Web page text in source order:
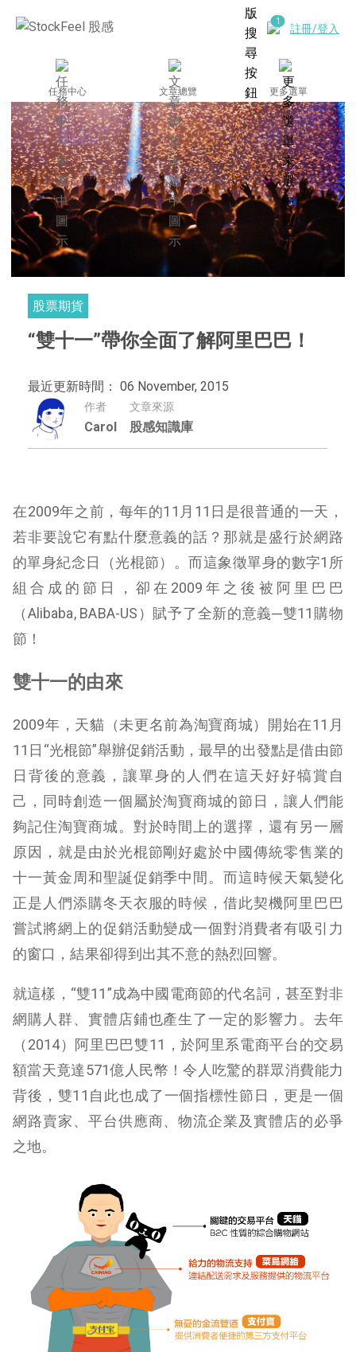
註冊/登入
任務中心 文章總覽 更多選單
股票期貨
“雙十一”帶你全面了解阿里巴巴！
最近更新時間： 06 November, 2015
作者
Carol
文章來源
股感知識庫
在2009年之前，每年的11月11日是很普通的一天，
若非要說它有點什麼意義的話？那就是盛行於網路
的單身紀念日（光棍節）。而這象徵單身的數字1所
組合成的節日，卻在2009年之後被阿里巴巴
（Alibaba, BABA-US）賦予了全新的意義─雙11購物
節！
雙十一的由來
2009年，天貓（未更名前為淘寶商城）開始在11月
11日“光棍節”舉辦促銷活動，最早的出發點是借由節
日背後的意義，讓單身的人們在這天好好犒賞自
己，同時創造一個屬於淘寶商城的節日，讓人們能
夠記住淘寶商城。對於時間上的選擇，還有另一層
原因，就是由於光棍節剛好處於中國傳統零售業的
十一黃金周和聖誕促銷季中間。而這時候天氣變化
正是人們添購冬天衣服的時候，借此契機阿里巴巴
嘗試將網上的促銷活動變成一個對消費者有吸引力
的窗口，結果卻得到出其不意的熱烈回響。
就這樣，“雙11”成為中國電商節的代名詞，甚至對非
網購人群、實體店鋪也產生了一定的影響力。去年
（2014）阿里巴巴雙11，於阿里系電商平台的交易
額當天竟達571億人民幣！令人吃驚的群眾消費能力
背後，雙11自此也成了一個指標性節日，更是一個
網路賣家、平台供應商、物流企業及實體店的必爭
之地。